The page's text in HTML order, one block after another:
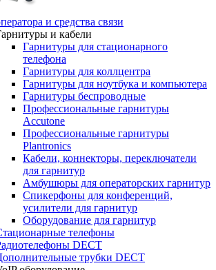
и средства связи
и кабели
Гарнитуры для стационарного
телефона
Гарнитуры для коллцентра
Гарнитуры для ноутбука и компьютера
Гарнитуры беспроводные
Профессиональные гарнитуры
Accutone
Профессиональные гарнитуры
Plantronics
Кабели, коннекторы, переключатели
для гарнитур
Амбушюры для операторских гарнитур
Cпикерфоны для конференций,
усилители для гарнитур
Оборудование для гарнитур
телефоны
DECT
трубки DECT